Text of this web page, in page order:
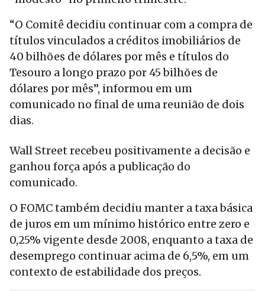
“O Comitê decidiu continuar com a compra de
títulos vinculados a créditos imobiliários de
40 bilhões de dólares por mês e títulos do
Tesouro a longo prazo por 45 bilhões de
dólares por mês”, informou em um
comunicado no final de uma reunião de dois
dias.
Wall Street recebeu positivamente a decisão e
ganhou força após a publicação do
comunicado.
O FOMC também decidiu manter a taxa básica
de juros em um mínimo histórico entre zero e
0,25% vigente desde 2008, enquanto a taxa de
desemprego continuar acima de 6,5%, em um
contexto de estabilidade dos preços.